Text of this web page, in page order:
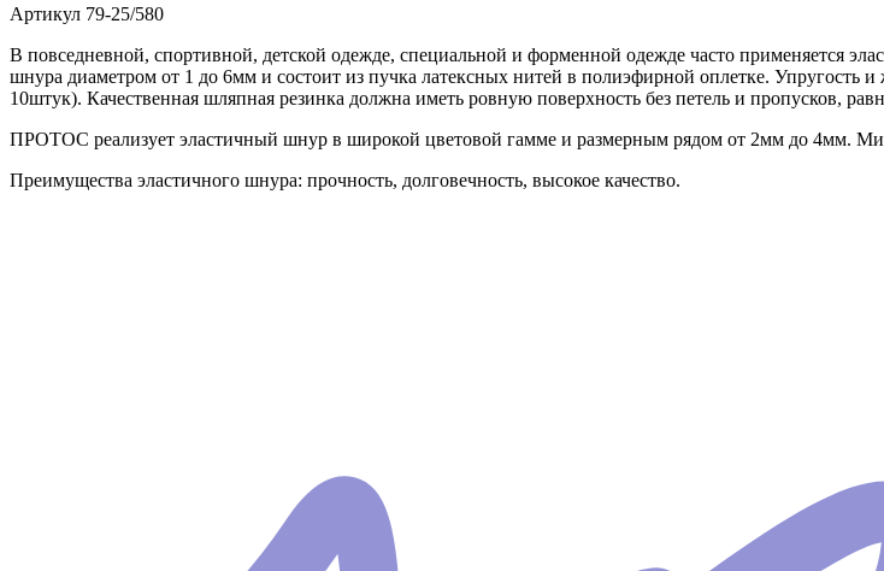
Артикул 79-25/580
В повседневной, спортивной, детской одежде, специальной и форменной одежде часто применяется
шнура диаметром от 1 до 6мм и состоит из пучка латексных нитей в полиэфирной оплетке. Упругость
10штук). Качественная шляпная резинка должна иметь ровную поверхность без петель и пропусков,
ПРОТОС реализует эластичный шнур в широкой цветовой гамме и размерным рядом от 2мм до 4мм.
Преимущества эластичного шнура: прочность, долговечность, высокое качество.